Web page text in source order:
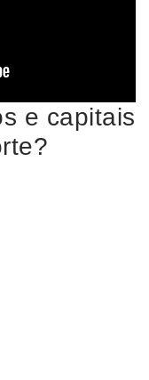
e capitais